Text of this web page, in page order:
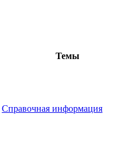
Темы
Справочная информация